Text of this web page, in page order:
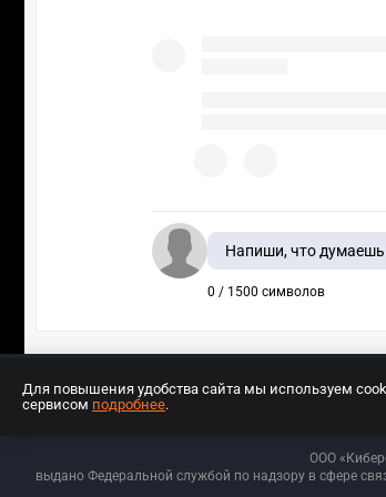
Напиши, что думаешь
0 / 1500 символов
ООО
выдано Федеральной службой по надзору в сфере
Для повышения удобства сайта мы используем
сервисом подробнее.